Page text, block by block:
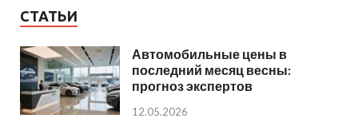
СТАТЬИ
Автомобильные цены в
последний месяц весны:
прогноз экспертов
12.05.2026